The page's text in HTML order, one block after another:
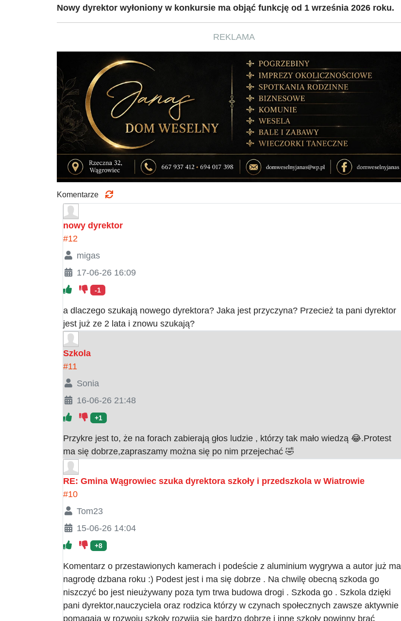
Nowy dyrektor wyłoniony w konkursie ma objąć funkcję od 1 września 2026 roku.
REKLAMA
Komentarze
nowy dyrektor
#12
migas
17-06-26 16:09
-1
a dlaczego szukają nowego dyrektora? Jaka jest przyczyna? Przecież ta pani dyrektor
jest już ze 2 lata i znowu szukają?
Szkola
#11
Sonia
16-06-26 21:48
+1
Przykre jest to, że na forach zabierają głos ludzie , którzy tak mało wiedzą 😂.Protest
ma się dobrze,zapraszamy można się po nim przejechać 🤣
RE: Gmina Wągrowiec szuka dyrektora szkoły i przedszkola w Wiatrowie
#10
Tom23
15-06-26 14:04
+8
Komentarz o przestawionych kamerach i podeście z aluminium wygrywa a autor już ma
nagrodę dzbana roku :) Podest jest i ma się dobrze . Na chwilę obecną szkoda go
niszczyć bo jest nieużywany poza tym trwa budowa drogi . Szkoda go . Szkola dzięki
pani dyrektor,nauczyciela oraz rodzica którzy w czynach społecznych zawsze aktywnie
pomagają w rozwoju szkoły rozwija się bardzo dobrze i inne szkoły powinny brać